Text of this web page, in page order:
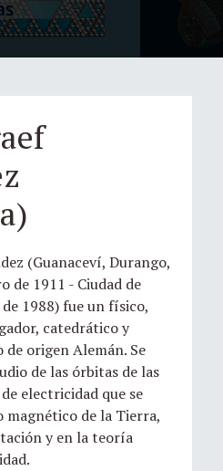
(Guanaceví, Durango,
de 1911 - Ciudad de
1988) fue un físico,
catedrático y
de origen Alemán. Se
de las órbitas de las
electricidad que se
magnético de la Tierra,
y en la teoría